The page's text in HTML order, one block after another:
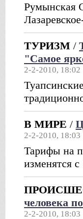
Румынская
ТУРИЗМ /
"Самое
2-2-2010, 18:02
В МИРЕ /
2-2-2010, 18:03
Тарифы на
изменятся
человека
2-2-2010, 18:03